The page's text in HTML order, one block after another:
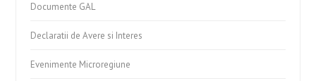
Documente GAL
Declaratii de Avere si Interes
Evenimente Microregiune